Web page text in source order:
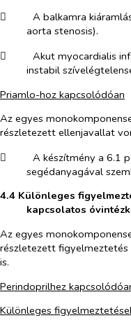
​
A balkamra
aorta stenosis).
​
Akut myocardialis
instabil
Priamlo-hoz kapcsolódóan
Az egyes
részletezett ellenjavallat
​
A készítmény a 6.1
segédanyagával
4.4 Különleges
kapcsolatos
Az egyes
részletezett figyelmeztetés
is.
Perindoprilhez
Különleges